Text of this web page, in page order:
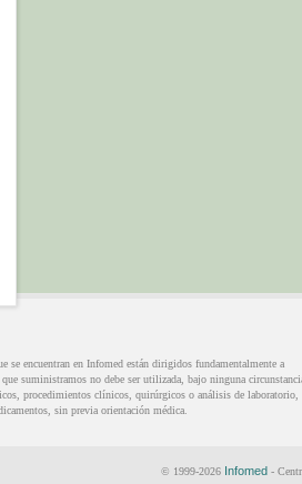
se encuentran en Infomed están dirigidos fundamentalmente a
suministramos no debe ser utilizada, bajo ninguna
procedimientos clínicos, quirúrgicos o análisis de laboratorio,
sin previa orientación médica.
© 1999-2026 Infomed -